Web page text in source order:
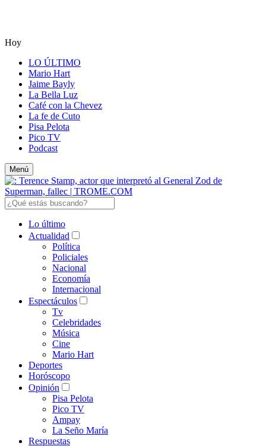
Hoy
LO ÚLTIMO
Mario Hart
Jaime Bayly
La Bella Luz
Café con la Chevez
La fe de Cuto
Pisa Pelota
Pico TV
Podcast
Menú
Lo último
Actualidad
Política
Policiales
Nacional
Economía
Internacional
Espectáculos
Tv
Celebridades
Música
Cine
Mario Hart
Deportes
Horóscopo
Opinión
Pisa Pelota
Pico TV
Ampay
La Seño María
Respuestas